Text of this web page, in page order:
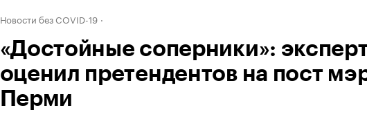
Новости без COVID-19
«Достойные соперники»:
оценил претендентов на пост
Перми